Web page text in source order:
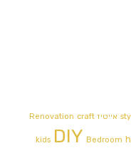
אייטיז Renovation craft
kids DIY Bedroom